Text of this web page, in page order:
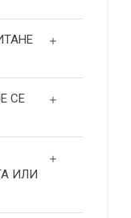
СЕ
ИЛИ